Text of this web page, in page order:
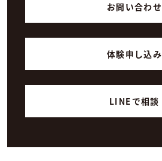
お問い合わせ
体験申し込み
LINEで相談